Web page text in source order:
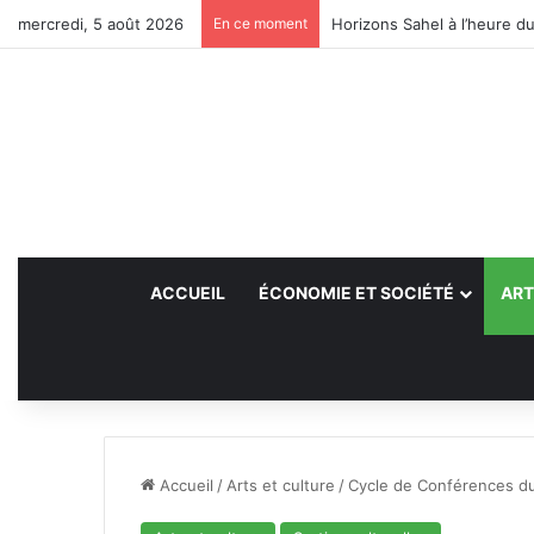
mercredi, 5 août 2026 En ce moment Horizons Sahel à l’heure du
ACCUEIL ÉCONOMIE ET SOCIÉTÉ
Accueil / Arts et culture /Cycle de Conférences